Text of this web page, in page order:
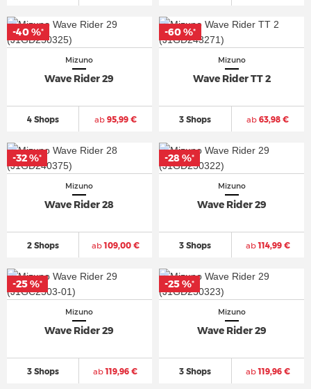
Mizuno
Wave Rider 29
4 Shops ab95,99 €
-40 %*
Mizuno
Wave Rider TT 2
3 Shops ab 63,98 €
-60 %*
Mizuno
Wave Rider 28
2 Shops ab109,00 €
-32 %*
Mizuno
Wave Rider 29
3 Shops ab114,99 €
-28 %*
Mizuno
Wave Rider 29
3 Shops ab119,96 €
-25 %*
Mizuno
Wave Rider 29
3 Shops ab119,96 €
-25 %*